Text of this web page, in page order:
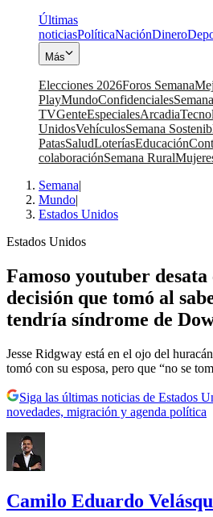
Últimas
noticiasPolíticaNaciónDinero
Más
Elecciones 2026Foros Semana
PlayMundoConfidencialesSemana
TVGenteEspecialesArcadia
UnidosVehículosSemana
PatasSaludLoteríasEducación
colaboraciónSemana Rural
Semana|
Mundo|
Estados Unidos
Estados Unidos
Famoso youtuber
decisión que tomó al
tendría síndrome de
Jesse Ridgway está en el ojo del
tomó con su esposa, pero que “no se
Siga las últimas noticias de Estados
novedades, migración y agenda política
Camilo Eduardo